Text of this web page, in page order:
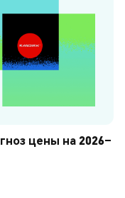
цены на 2026–